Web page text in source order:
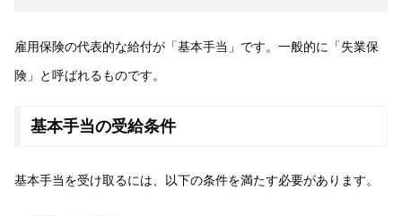
雇用保険の代表的な給付が「基本手当」です。一般的に「失業保
険」と呼ばれるものです。
基本手当の受給条件
基本手当を受け取るには、以下の条件を満たす必要があります。